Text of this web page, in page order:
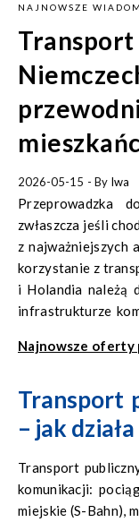
NAJNOWSZE
2026-05-15 - By Iwa
Przeprowadzka
zwłaszcza jeśli
z najważniejszych
korzystanie z
i Holandia należą
infrastrukturze
przewodniku
Najnowsze oferty
Transport
– jak
Transport
komunikacji:
miejskie (S-Bahn),